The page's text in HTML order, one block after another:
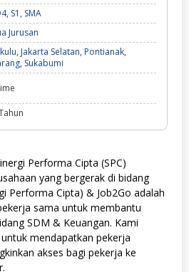
, S1 , SMA
Jurusan
, Jakarta Selatan, Pontianak,
, Sukabumi
Performa Cipta (SPC)
yang bergerak di bidang
Performa Cipta) & Job2Go adalah
sama untuk membantu
SDM & Keuangan. Kami
mendapatkan pekerja
akses bagi pekerja ke